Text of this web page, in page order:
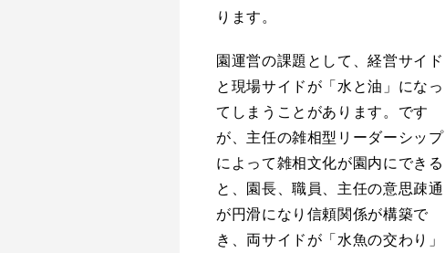
ります。
園運営の課題として、経営サイド
と現場サイドが「水と油」になっ
てしまうことがあります。です
が、主任の雑相型リーダーシップ
によって雑相文化が園内にできる
と、園長、職員、主任の意思疎通
が円滑になり信頼関係が構築で
き、両サイドが「水魚の交わり」